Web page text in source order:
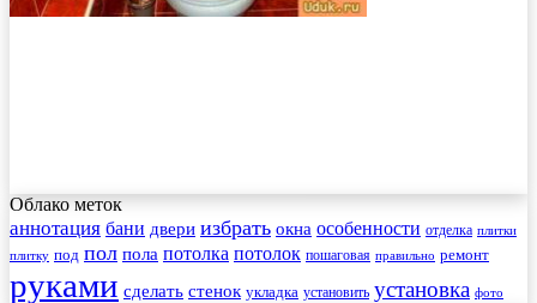
Облако меток
аннотация бани двери избрать окна особенности отделка плитки
плитку под пол пола потолка потолок пошаговая правильно ремонт
руками сделать стенок укладка установить установка фото